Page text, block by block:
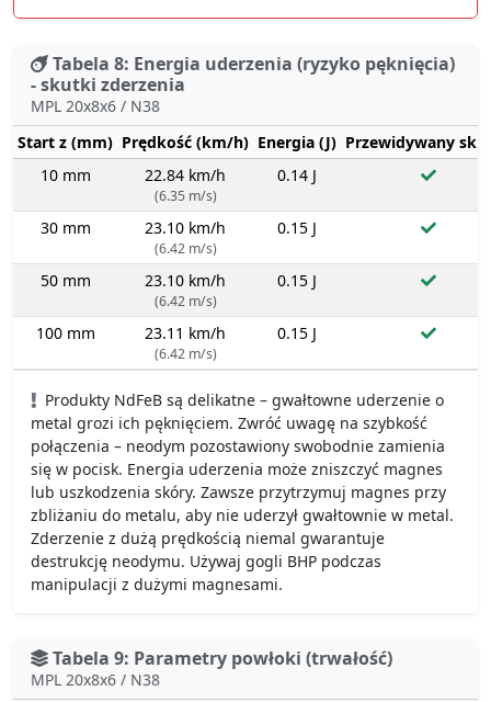
Tabela 8: Energia uderzenia (ryzyko pęknięcia)
- skutki zderzenia
MPL 20x8x6 / N38
Start z (mm) Prędkość (km/h) Energia (J) Przewidywany
10 mm
22.84 km/h
(6.35 m/s)
0.14 J
30 mm 23.10 km/h
(6.42 m/s)
0.15 J
50 mm 23.10 km/h
(6.42 m/s)
0.15 J
100 mm 23.11 km/h
(6.42 m/s)
0.15 J
Produkty NdFeB są delikatne – gwałtowne uderzenie o
metal grozi ich pęknięciem. Zwróć uwagę na szybkość
połączenia – neodym pozostawiony swobodnie zamienia
się w pocisk. Energia uderzenia może zniszczyć magnes
lub uszkodzenia skóry. Zawsze przytrzymuj magnes przy
zbliżaniu do metalu, aby nie uderzył gwałtownie w metal.
Zderzenie z dużą prędkością niemal gwarantuje
destrukcję neodymu. Używaj gogli BHP podczas
manipulacji z dużymi magnesami.
Tabela 9: Parametry powłoki (trwałość)
MPL 20x8x6 / N38